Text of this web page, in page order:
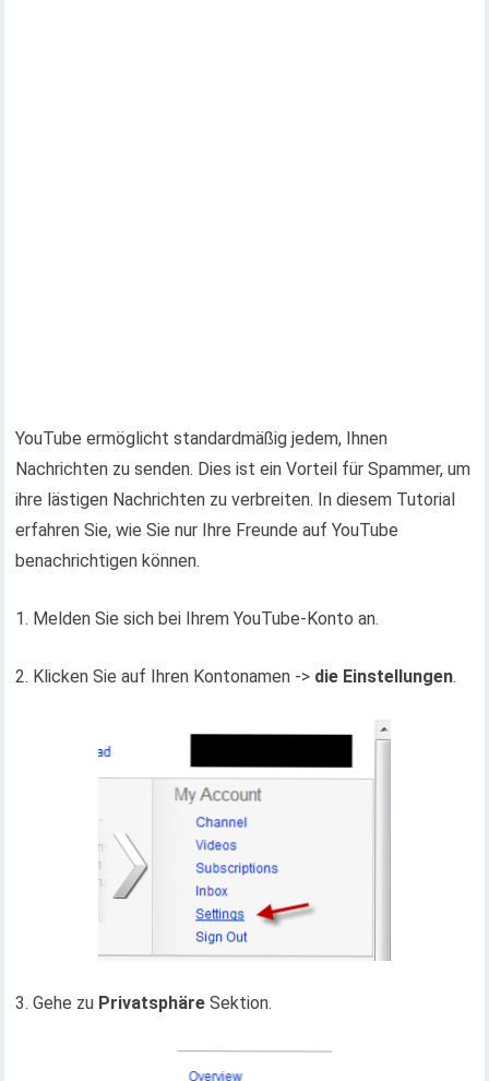
YouTube ermöglicht standardmäßig jedem, Ihnen
Nachrichten zu senden. Dies ist ein Vorteil für Spammer, um
ihre lästigen Nachrichten zu verbreiten. In diesem Tutorial
erfahren Sie, wie Sie nur Ihre Freunde auf YouTube
benachrichtigen können.
1. Melden Sie sich bei Ihrem YouTube-Konto an.
2. Klicken Sie auf Ihren Kontonamen -> die Einstellungen.
3. Gehe zu Privatsphäre Sektion.